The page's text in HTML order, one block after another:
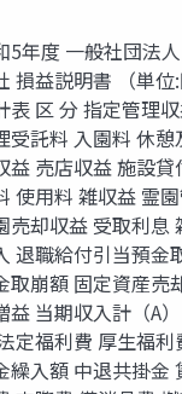
5年度 ⼀般社団法
損益説明書 （単位
表 区 分 指定管理
受託料 入園料 休
益 売店収益 施設
使用料 雑収益 霊
売却収益 受取利息
退職給付引当預金
取崩額 固定資産売
益 当期収入計（A
定福利費 厚生福利
繰入額 中退共掛金